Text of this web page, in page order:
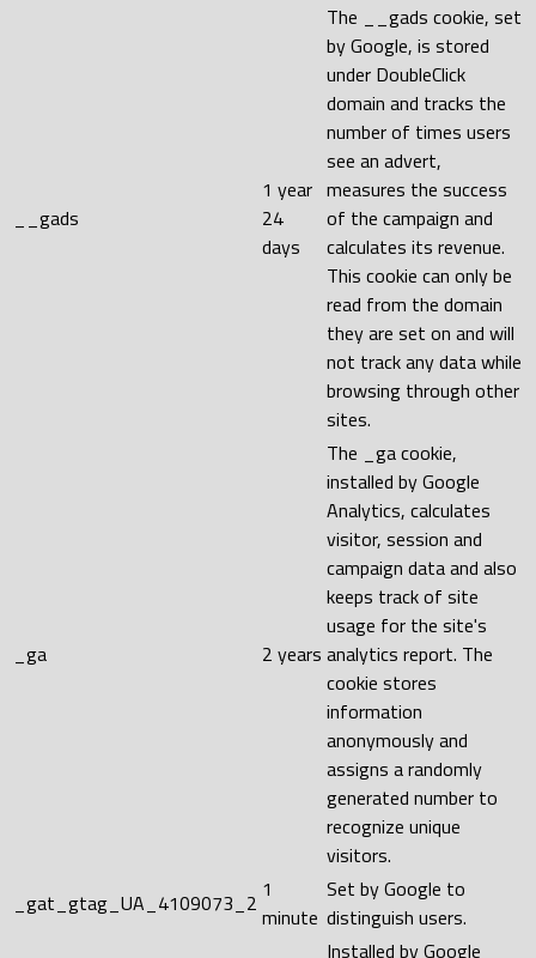
__gads
1 year
24
days
The __gads cookie, set
by Google, is stored
under DoubleClick
domain and tracks the
number of times users
see an advert,
measures the success
of the campaign and
calculates its revenue.
This cookie can only be
read from the domain
they are set on and will
not track any data while
browsing through other
sites.
_ga 2 years
The _ga cookie,
installed by Google
Analytics, calculates
visitor, session and
campaign data and also
keeps track of site
usage for the site's
analytics report. The
cookie stores
information
anonymously and
assigns a randomly
generated number to
recognize unique
visitors.
_gat_gtag_UA_4109073_2 1
minute
Set by Google to
distinguish users.
Installed by Google